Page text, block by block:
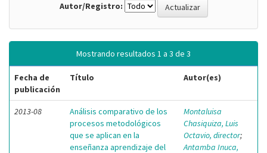
Autor/Registro:
Mostrando resultados 1 a 3 de 3
Fecha de
publicación
Título Autor(es)
2013-08
Análisis comparativo de los
procesos metodológicos
que se aplican en la
enseñanza aprendizaje del
Montaluisa
Chasiquiza, Luis
Octavio, director;
Antamba Inuca,